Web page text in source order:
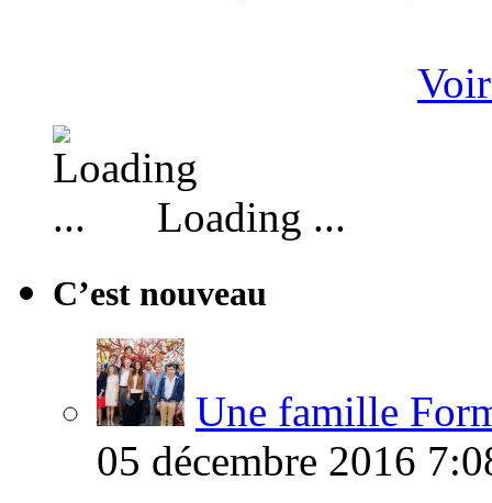
Loading ...
C’est nouveau
Une famille
05 décembre 2016